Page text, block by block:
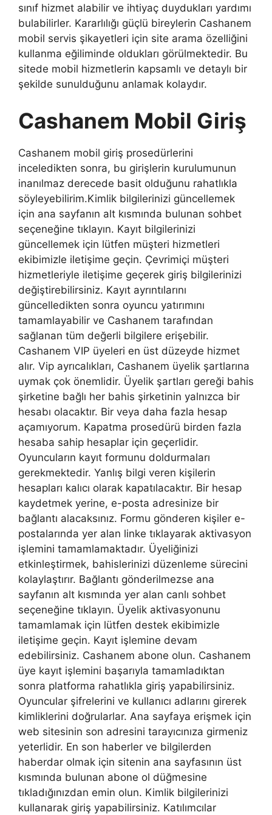
sınıf hizmet alabilir ve ihtiyaç duydukları yardımı
bulabilirler. Kararlılığı güçlü bireylerin Cashanem
mobil servis şikayetleri için site arama özelliğini
kullanma eğiliminde oldukları görülmektedir. Bu
sitede mobil hizmetlerin kapsamlı ve detaylı bir
şekilde sunulduğunu anlamak kolaydır.
Cashanem Mobil Giriş
Cashanem mobil giriş prosedürlerini
inceledikten sonra, bu girişlerin kurulumunun
inanılmaz derecede basit olduğunu rahatlıkla
söyleyebilirim.Kimlik bilgilerinizi güncellemek
için ana sayfanın alt kısmında bulunan sohbet
seçeneğine tıklayın. Kayıt bilgilerinizi
güncellemek için lütfen müşteri hizmetleri
ekibimizle iletişime geçin. Çevrimiçi müşteri
hizmetleriyle iletişime geçerek giriş bilgilerinizi
değiştirebilirsiniz. Kayıt ayrıntılarını
güncelledikten sonra oyuncu yatırımını
tamamlayabilir ve Cashanem tarafından
sağlanan tüm değerli bilgilere erişebilir.
Cashanem VIP üyeleri en üst düzeyde hizmet
alır. Vip ayrıcalıkları, Cashanem üyelik şartlarına
uymak çok önemlidir. Üyelik şartları gereği bahis
şirketine bağlı her bahis şirketinin yalnızca bir
hesabı olacaktır. Bir veya daha fazla hesap
açamıyorum. Kapatma prosedürü birden fazla
hesaba sahip hesaplar için geçerlidir.
Oyuncuların kayıt formunu doldurmaları
gerekmektedir. Yanlış bilgi veren kişilerin
hesapları kalıcı olarak kapatılacaktır. Bir hesap
kaydetmek yerine, e-posta adresinize bir
bağlantı alacaksınız. Formu gönderen kişiler e-
postalarında yer alan linke tıklayarak aktivasyon
işlemini tamamlamaktadır. Üyeliğinizi
etkinleştirmek, bahislerinizi düzenleme sürecini
kolaylaştırır. Bağlantı gönderilmezse ana
sayfanın alt kısmında yer alan canlı sohbet
seçeneğine tıklayın. Üyelik aktivasyonunu
tamamlamak için lütfen destek ekibimizle
iletişime geçin. Kayıt işlemine devam
edebilirsiniz. Cashanem abone olun. Cashanem
üye kayıt işlemini başarıyla tamamladıktan
sonra platforma rahatlıkla giriş yapabilirsiniz.
Oyuncular şifrelerini ve kullanıcı adlarını girerek
kimliklerini doğrularlar. Ana sayfaya erişmek için
web sitesinin son adresini tarayıcınıza girmeniz
yeterlidir. En son haberler ve bilgilerden
haberdar olmak için sitenin ana sayfasının üst
kısmında bulunan abone ol düğmesine
tıkladığınızdan emin olun. Kimlik bilgilerinizi
kullanarak giriş yapabilirsiniz. Katılımcılar